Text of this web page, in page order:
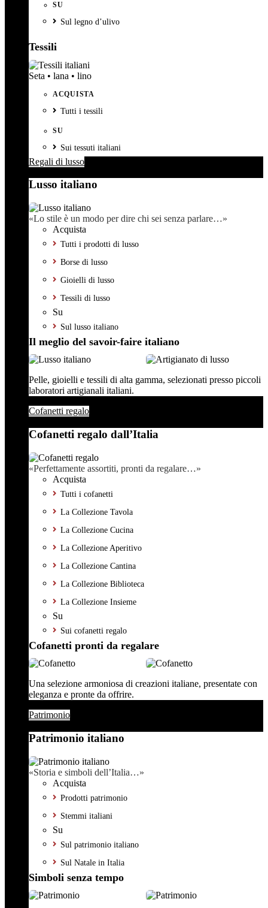
SU
Sul legno d’ulivo
Tessili
Seta • lana • lino
ACQUISTA
Tutti i tessili
SU
Sui tessuti italiani
Regali di lusso
Lusso italiano
«Lo stile è un modo per dire chi sei senza parlare…»
Acquista
Tutti i prodotti di lusso
Borse di lusso
Gioielli di lusso
Tessili di lusso
Su
Sul lusso italiano
Il meglio del savoir-faire italiano
Pelle, gioielli e tessili di alta gamma, selezionati presso piccoli
laboratori artigianali italiani.
Cofanetti regalo
Cofanetti regalo dall’Italia
«Perfettamente assortiti, pronti da regalare…»
Acquista
Tutti i cofanetti
La Collezione Tavola
La Collezione Cucina
La Collezione Aperitivo
La Collezione Cantina
La Collezione Biblioteca
La Collezione Insieme
Su
Sui cofanetti regalo
Cofanetti pronti da regalare
Una selezione armoniosa di creazioni italiane, presentate con
eleganza e pronte da offrire.
Patrimonio
Patrimonio italiano
«Storia e simboli dell’Italia…»
Acquista
Prodotti patrimonio
Stemmi italiani
Su
Sul patrimonio italiano
Sul Natale in Italia
Simboli senza tempo